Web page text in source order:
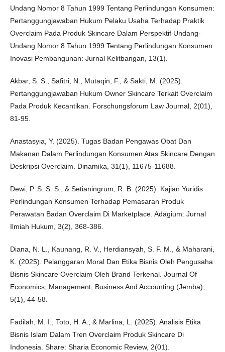
Undang Nomor 8 Tahun 1999 Tentang Perlindungan Konsumen:
Pertanggungjawaban Hukum Pelaku Usaha Terhadap Praktik
Overclaim Pada Produk Skincare Dalam Perspektif Undang-
Undang Nomor 8 Tahun 1999 Tentang Perlindungan Konsumen.
Inovasi Pembangunan: Jurnal Kelitbangan, 13(1).
Akbar, S. S., Safitri, N., Mutaqin, F., & Sakti, M. (2025).
Pertanggungjawaban Hukum Owner Skincare Terkait Overclaim
Pada Produk Kecantikan. Forschungsforum Law Journal, 2(01),
81-95.
Anastasyia, Y. (2025). Tugas Badan Pengawas Obat Dan
Makanan Dalam Perlindungan Konsumen Atas Skincare Dengan
Deskripsi Overclaim. Dinamika, 31(1), 11675-11688.
Dewi, P. S. S. S., & Setianingrum, R. B. (2025). Kajian Yuridis
Perlindungan Konsumen Terhadap Pemasaran Produk
Perawatan Badan Overclaim Di Marketplace. Adagium: Jurnal
Ilmiah Hukum, 3(2), 368-386.
Diana, N. L., Kaunang, R. V., Herdiansyah, S. F. M., & Maharani,
K. (2025). Pelanggaran Moral Dan Etika Bisnis Oleh Pengusaha
Bisnis Skincare Overclaim Oleh Brand Terkenal. Journal Of
Economics, Management, Business And Accounting (Jemba),
5(1), 44-58.
Fadilah, M. I., Toto, H. A., & Marlina, L. (2025). Analisis Etika
Bisnis Islam Dalam Tren Overclaim Produk Skincare Di
Indonesia. Share: Sharia Economic Review, 2(01).